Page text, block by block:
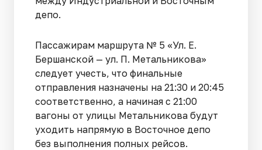
депо.
Пассажирам маршрута № 5 «Ул. Е.
Бершанской — ул. П. Метальникова»
следует учесть, что финальные
отправления назначены на 21:30 и 20:45
соответственно, а начиная с 21:00
вагоны от улицы Метальникова будут
уходить напрямую в Восточное депо
без выполнения полных рейсов.